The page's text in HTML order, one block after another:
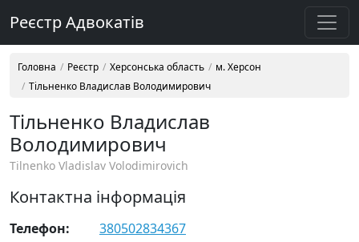
Реєстр Адвокатів
Головна Реєстр Херсонська область
м. Херсон
Тільненко Владислав Володимирович
Тільненко Владислав
Володимирович
Tilnenko Vladislav Volodimirovich
Контактна інформація
Телефон:
380502834367